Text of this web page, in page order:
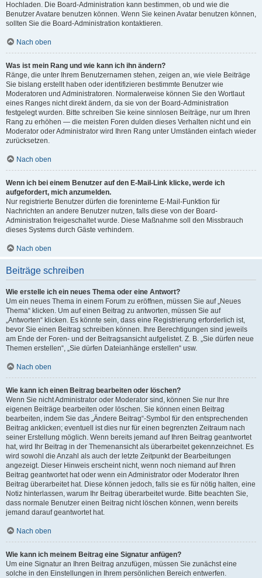
Hochladen. Die Board-Administration kann bestimmen, ob und wie die
Benutzer Avatare benutzen können. Wenn Sie keinen Avatar benutzen können,
sollten Sie die Board-Administration kontaktieren.
Nach oben
Was ist mein Rang und wie kann ich ihn ändern?
Ränge, die unter Ihrem Benutzernamen stehen, zeigen an, wie viele Beiträge
Sie bislang erstellt haben oder identifizieren bestimmte Benutzer wie
Moderatoren und Administratoren. Normalerweise können Sie den Wortlaut
eines Ranges nicht direkt ändern, da sie von der Board-Administration
festgelegt wurden. Bitte schreiben Sie keine sinnlosen Beiträge, nur um Ihren
Rang zu erhöhen — die meisten Foren dulden dieses Verhalten nicht und ein
Moderator oder Administrator wird Ihren Rang unter Umständen einfach wieder
zurücksetzen.
Nach oben
Wenn ich bei einem Benutzer auf den E-Mail-Link klicke, werde ich
aufgefordert, mich anzumelden.
Nur registrierte Benutzer dürfen die foreninterne E-Mail-Funktion für
Nachrichten an andere Benutzer nutzen, falls diese von der Board-
Administration freigeschaltet wurde. Diese Maßnahme soll den Missbrauch
dieses Systems durch Gäste verhindern.
Nach oben
Beiträge schreiben
Wie erstelle ich ein neues Thema oder eine Antwort?
Um ein neues Thema in einem Forum zu eröffnen, müssen Sie auf „Neues
Thema“ klicken. Um auf einen Beitrag zu antworten, müssen Sie auf
„Antworten“ klicken. Es könnte sein, dass eine Registrierung erforderlich ist,
bevor Sie einen Beitrag schreiben können. Ihre Berechtigungen sind jeweils
am Ende der Foren- und der Beitragsansicht aufgelistet. Z. B. „Sie dürfen neue
Themen erstellen“, „Sie dürfen Dateianhänge erstellen“ usw.
Nach oben
Wie kann ich einen Beitrag bearbeiten oder löschen?
Wenn Sie nicht Administrator oder Moderator sind, können Sie nur Ihre
eigenen Beiträge bearbeiten oder löschen. Sie können einen Beitrag
bearbeiten, indem Sie das „Ändere Beitrag“-Symbol für den entsprechenden
Beitrag anklicken; eventuell ist dies nur für einen begrenzten Zeitraum nach
seiner Erstellung möglich. Wenn bereits jemand auf Ihren Beitrag geantwortet
hat, wird Ihr Beitrag in der Themenansicht als überarbeitet gekennzeichnet. Es
wird sowohl die Anzahl als auch der letzte Zeitpunkt der Bearbeitungen
angezeigt. Dieser Hinweis erscheint nicht, wenn noch niemand auf Ihren
Beitrag geantwortet hat oder wenn ein Administrator oder Moderator Ihren
Beitrag überarbeitet hat. Diese können jedoch, falls sie es für nötig halten, eine
Notiz hinterlassen, warum Ihr Beitrag überarbeitet wurde. Bitte beachten Sie,
dass normale Benutzer einen Beitrag nicht löschen können, wenn bereits
jemand darauf geantwortet hat.
Nach oben
Wie kann ich meinem Beitrag eine Signatur anfügen?
Um eine Signatur an Ihren Beitrag anzufügen, müssen Sie zunächst eine
solche in den Einstellungen in Ihrem persönlichen Bereich entwerfen.